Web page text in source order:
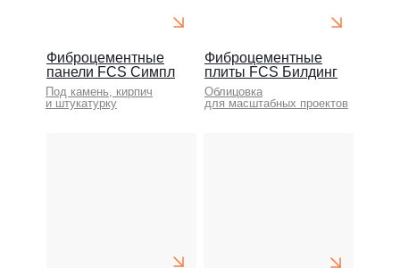
Под камень, кирпич
и штукатурку
Фиброцементные
панели FCS Симпл
Облицовка
для масштабных проектов
Фиброцементные
плиты FCS Билдинг